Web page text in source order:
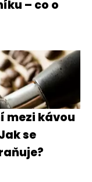
– co o
mezi kávou
se